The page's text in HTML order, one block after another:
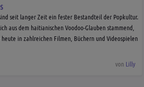
seit langer Zeit ein fester Bestandteil der Popkultur.
aus dem haitianischen Voodoo-Glauben stammend,
heute in zahlreichen Filmen, Büchern und Videospielen
von Lilly